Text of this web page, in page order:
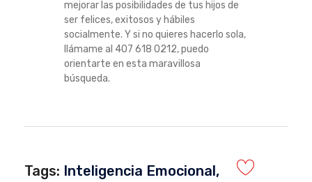
mejorar las posibilidades de tus hijos de
ser felices, exitosos y hábiles
socialmente. Y si no quieres hacerlo sola,
llámame al 407 618 0212, puedo
orientarte en esta maravillosa
búsqueda.
Tags: Inteligencia Emocional,